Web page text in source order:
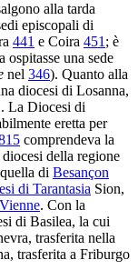
alla tarda
episcopali di
441 e Coira 451; è
ospitasse una sede
nel 346). Quanto alla
diocesi di Losanna,
. La Diocesi di
eretta per
comprendeva la
della regione
di Besançon
di Tarantasia Sion,
. Con la
di Basilea, la cui
trasferita nella
trasferita a Friburgo